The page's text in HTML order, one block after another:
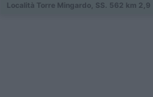
Località Torre Mingardo, SS. 562 km 2,9